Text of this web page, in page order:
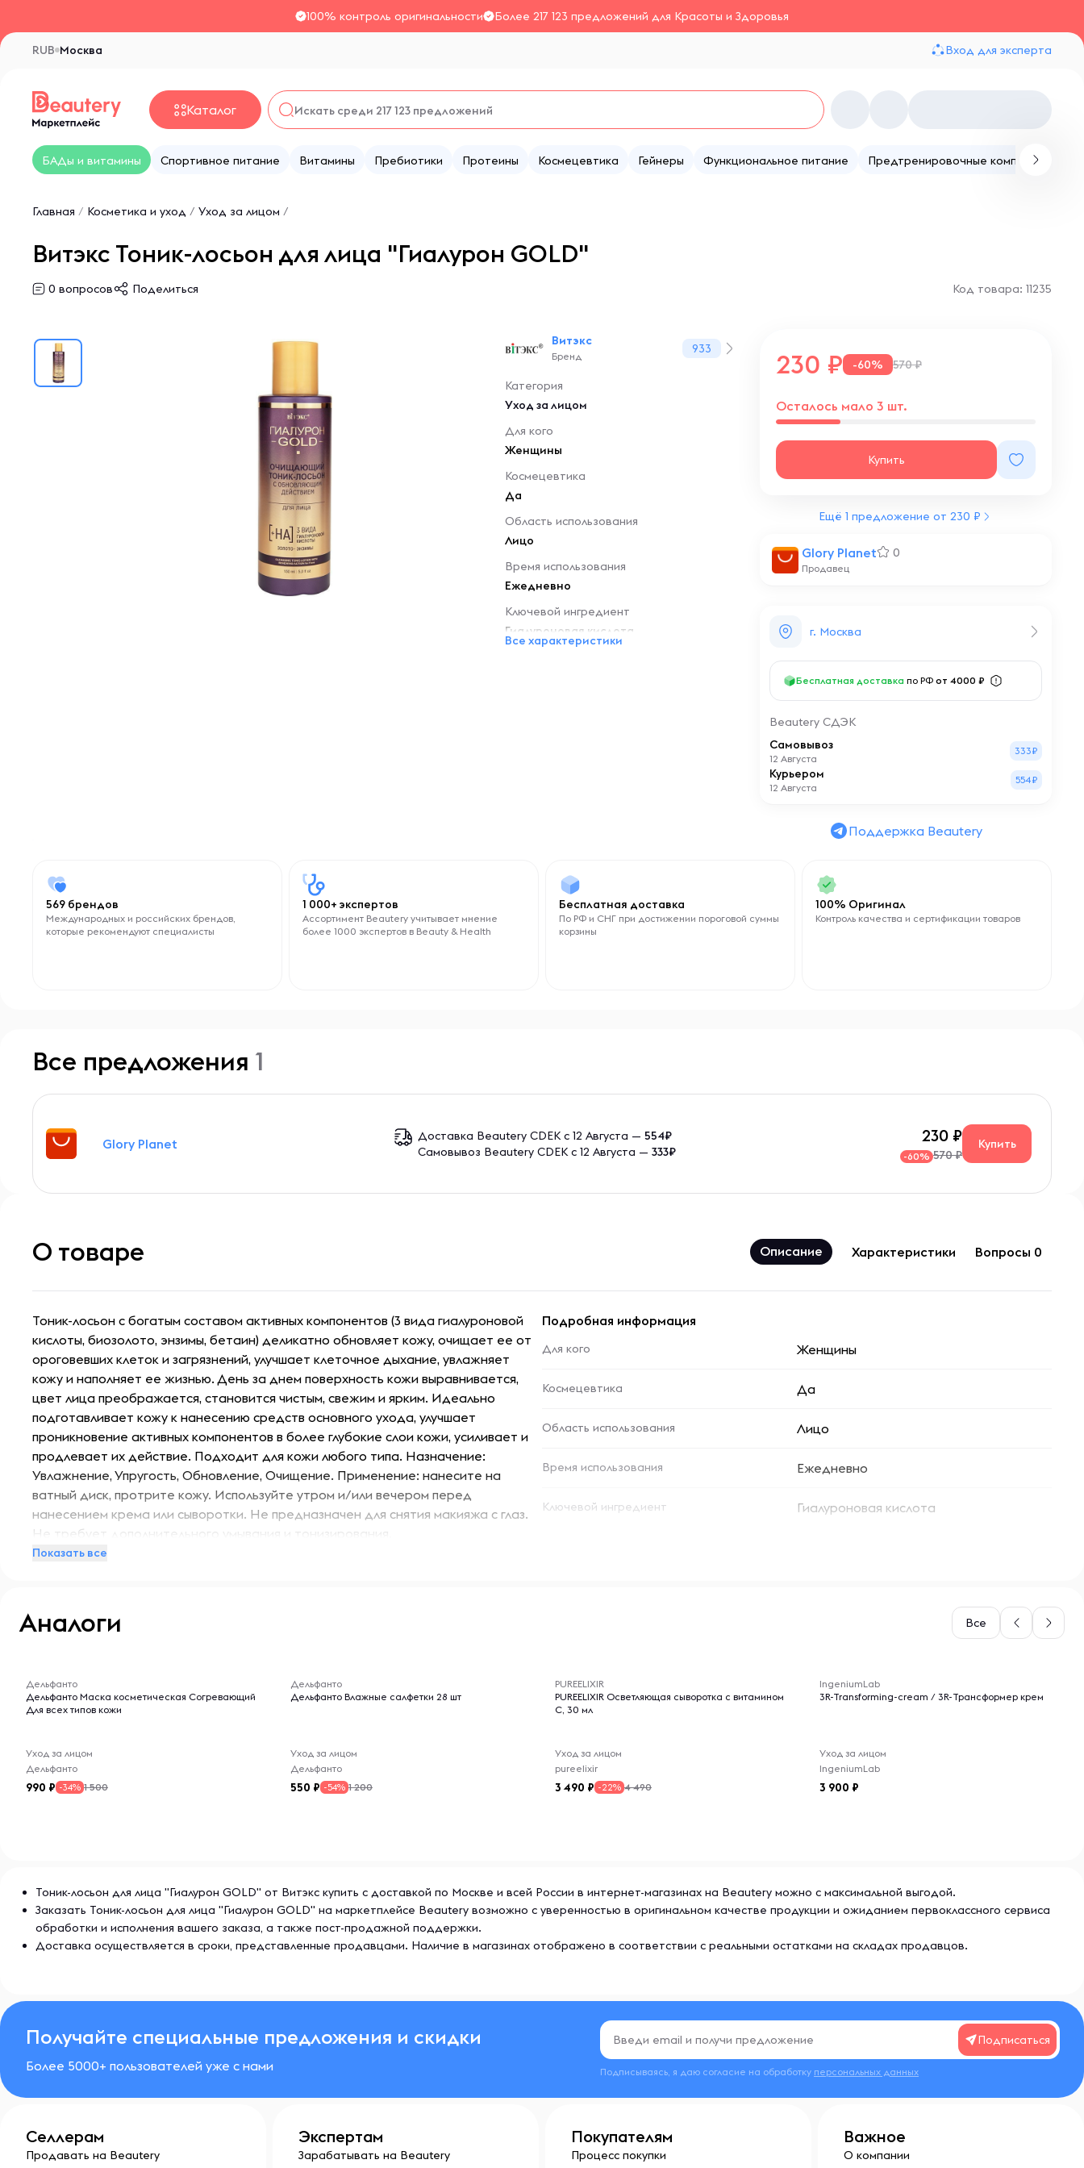
100% контроль оригинальности Более 217 123 предложений для Красоты и Здоровья
Москва
RUB Вход для эксперта
Каталог
БАДы и витамины Спортивное питание Витамины Пребиотики Протеины Космецевтика Гейнеры Функциональное питание Предтренировочные комплексы
Главная / Косметика и уход / Уход за лицом /
Витэкс Тоник-лосьон для лица "Гиалурон GOLD"
0 вопросов Поделиться Код товара: 11235
Витэкс
Бренд
933
Категория
Уход за лицом
Для кого
Женщины
Космецевтика
Да
Область использования
Лицо
Время использования
Ежедневно
Ключевой ингредиент
Гиалуроновая кислота
Все характеристики
Glory Planet 0
Продавец
230 -60% 570 ₽
Осталось мало 3 шт.
Купить
г. Москва
Бесплатная доставка по РФ от 4000 ₽
Beautery СДЭК
Самовывоз
12 Августа
333₽
Курьером
12 Августа
554₽
Ещё 1 предложение от 230 ₽
Поддержка Beautery
569 брендов
Международных и российских брендов,
которые рекомендуют специалисты
1 000+ экспертов
Ассортимент Beautery учитывает мнение
более 1000 экспертов в Beauty & Health
Бесплатная доставка
По РФ и СНГ при достижении пороговой суммы
корзины
100% Оригинал
Контроль качества и сертификации товаров
Все предложения 1
Glory Planet Доставка Beautery CDEK с 12 Августа —554₽
Самовывоз Beautery CDEK с 12 Августа —333₽
230
-60% 570 ₽
Купить
О товаре Описание Характеристики Вопросы 0
Тоник-лосьон с богатым составом активных компонентов (3 вида гиалуроновой
кислоты, биозолото, энзимы, бетаин) деликатно обновляет кожу, очищает ее от
ороговевших клеток и загрязнений, улучшает клеточное дыхание, увлажняет
кожу и наполняет ее жизнью. День за днем поверхность кожи выравнивается,
цвет лица преображается, становится чистым, свежим и ярким. Идеально
подготавливает кожу к нанесению средств основного ухода, улучшает
проникновение активных компонентов в более глубокие слои кожи, усиливает и
продлевает их действие. Подходит для кожи любого типа. Назначение:
Увлажнение, Упругость, Обновление, Очищение. Применение: нанесите на
ватный диск, протрите кожу. Используйте утром и/или вечером перед
нанесением крема или сыворотки. Не предназначен для снятия макияжа с глаз.
Не требует дополнительного умывания и тонизирования.
Показать все
Подробная информация
Для кого Женщины
Космецевтика Да
Область использования Лицо
Время использования Ежедневно
Ключевой ингредиент Гиалуроновая кислота
Аналоги Все
Дельфанто
Дельфанто Маска косметическая Согревающий
Для всех типов кожи
Уход за лицом
Дельфанто
990 -34% 1 500
Дельфанто
Дельфанто Влажные салфетки 28 шт
Уход за лицом
Дельфанто
550 -54% 1 200
PUREELIXIR
PUREELIXIR Осветляющая сыворотка с витамином
С, 30 мл
Уход за лицом
pureelixir
3 490 -22% 4 490
IngeniumLab
3R-Transforming-cream / 3R-Трансформер крем
Уход за лицом
IngeniumLab
3 900
Тоник-лосьон для лица "Гиалурон GOLD" от Витэкс купить с доставкой по Москве и всей России в интернет-магазинах на Beautery можно с максимальной выгодой.
Заказать Тоник-лосьон для лица "Гиалурон GOLD" на маркетплейсе Beautery возможно с уверенностью в оригинальном качестве продукции и ожиданием первоклассного сервиса
обработки и исполнения вашего заказа, а также пост-продажной поддержки.
Доставка осуществляется в сроки, представленные продавцами. Наличие в магазинах отображено в соответствии с реальными остатками на складах продавцов.
Получайте специальные предложения и скидки
Более 5000+ пользователей уже с нами
Подписаться
Подписываясь, я даю согласие на обработку персональных данных
Селлерам
Продавать на Beautery
Экспертам
Зарабатывать на Beautery
Покупателям
Процесс покупки
Важное
О компании